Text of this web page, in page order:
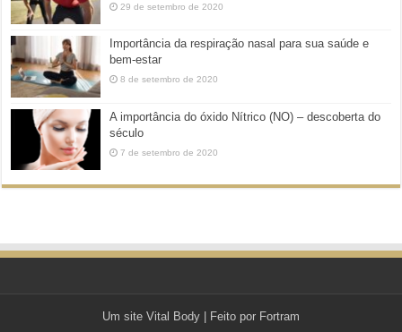
29 de setembro de 2020
Importância da respiração nasal para sua saúde e
bem-estar
8 de setembro de 2020
A importância do óxido Nítrico (NO) – descoberta do
século
7 de setembro de 2020
Um site Vital Body | Feito por Fortram